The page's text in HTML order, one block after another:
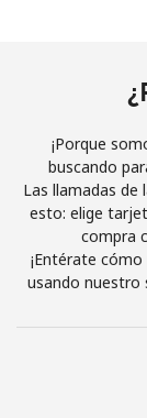
¡Porque
buscando
Las llamadas de
esto: elige
compra
¡Entérate
usando nuestro